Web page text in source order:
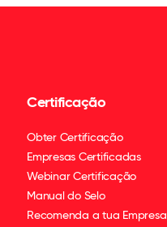
Certificação
Obter Certificação
Empresas Certificadas
Webinar Certificação
Manual do Selo
Recomenda a tua Empresa